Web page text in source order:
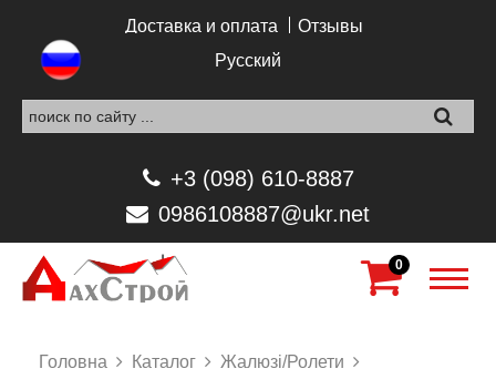
Доставка и оплата
Отзывы
Русский
+3 (098) 610-8887
0986108887@ukr.net
0
Головна Каталог
Жалюзі/Ролети